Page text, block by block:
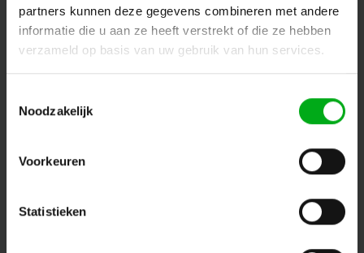
partners kunnen deze gegevens combineren met andere
informatie die u aan ze heeft verstrekt of die ze hebben
verzameld op basis van uw gebruik van hun services.
Noodzakelijk
Voorkeuren
Statistieken
Newsletter